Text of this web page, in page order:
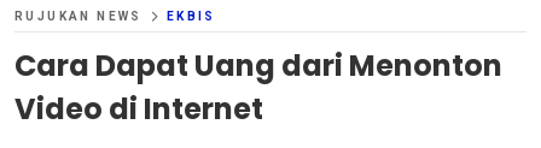
RUJUKAN NEWS EKBIS
Cara Dapat Uang dari Menonton
Video di Internet